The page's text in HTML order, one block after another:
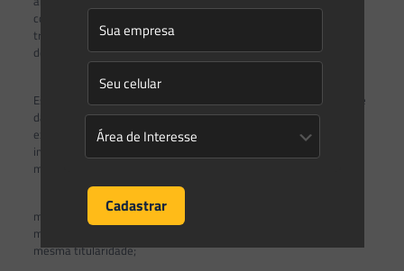
considerando a mesma ocorrência regional, acompanhado de
tratos culturais e eventuais reposições em caso de mortalidade
de mudas ou desenvolvimento não satisfatório;
II – Quando a espécie requerida constar na Lista Oficial de
Espécies da Flora Brasileira Ameaçadas de Extinção ou constante
da lista oficial do Estado do Paraná, a compensação deverá ser
executada com indivíduos da mesma espécie ou, na
impossibilidade deste, com outra que esteja incluída nas Listas
mencionadas, considerando a ocorrência regional;
III – Quando em área rural, a compensação deverá ser no
mesmo local. Não sendo possível, deverão ser plantadas na
mesma Bacia Hidrográfica ou Microbacia, em propriedade de
mesma titularidade;